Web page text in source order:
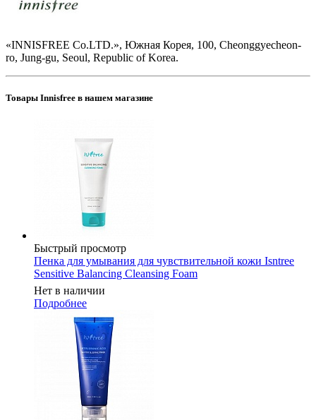
«INNISFREE Co.LTD.», Южная Корея, 100, Cheonggyecheon-
ro, Jung-gu, Seoul, Republic of Korea.
Товары Innisfree в нашем магазине
Быстрый просмотр
Пенка для умывания для чувствительной кожи Isntree
Sensitive Balancing Cleansing Foam
Нет в наличии
Подробнее